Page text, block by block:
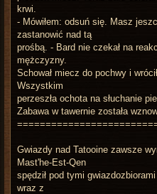
krwi.
- Mówiłem: odsuń się. Masz
zastanowić nad tą
prośbą. - Bard nie czekał na
mężczyzny.
Schował miecz do pochwy i
Wszystkim
perzeszła ochota na słuchanie
Zabawa w tawernie została
Gwiazdy nad Tatooine zawsze
Mast'he-Est-Qen
spędził pod tymi
wraz z